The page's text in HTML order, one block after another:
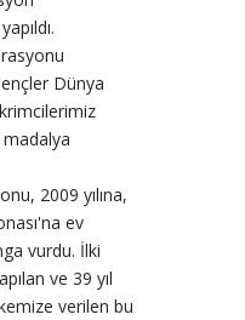
Dünya
2009 yılına,
ev
vurdu. İlki
ve 39 yıl
verilen bu